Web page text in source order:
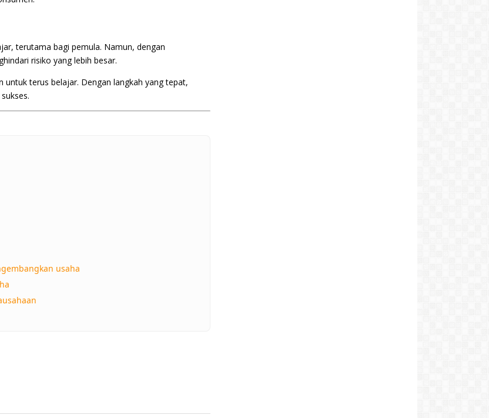
terutama bagi pemula. Namun, dengan
risiko yang lebih besar.
terus belajar. Dengan langkah yang tepat,
usaha